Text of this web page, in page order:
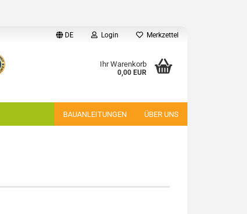
DE Login Merkzettel
Ihr Warenkorb
0,00 EUR
BAUANLEITUNGEN ÜBER UNS